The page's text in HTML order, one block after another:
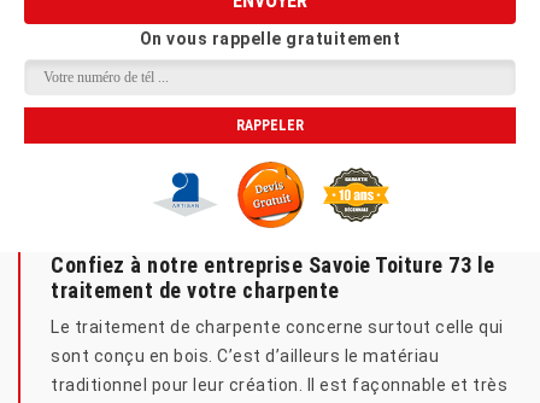
On vous rappelle gratuitement
Confiez à notre entreprise Savoie Toiture 73 le
traitement de votre charpente
Le traitement de charpente concerne surtout celle qui
sont conçu en bois. C’est d’ailleurs le matériau
traditionnel pour leur création. Il est façonnable et très